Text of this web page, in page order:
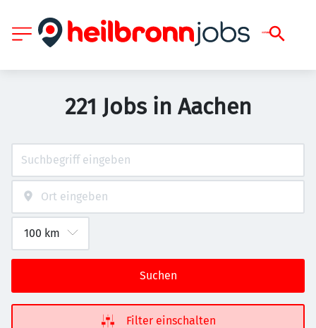
221 Jobs in Aachen
Suchen
Filter einschalten